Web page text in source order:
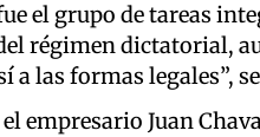
el grupo de tareas
régimen dictatorial,
a las formas legales”,
empresario Juan